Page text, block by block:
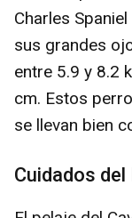
Charles
sus grandes
entre 5.9 y 8.2
cm. Estos
se llevan bien
Cuidados del